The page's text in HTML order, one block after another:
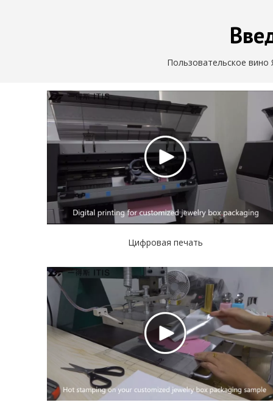
Пользовательское
Цифровая печать